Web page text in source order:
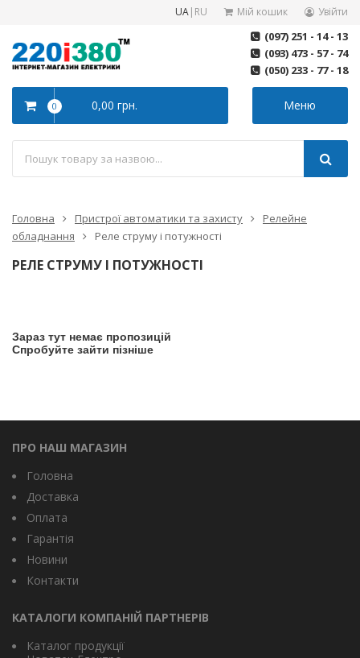
UA| RU Мій кошик Увійти
(097) 251 - 14 - 13
(093) 473 - 57 - 74
(050) 233 - 77 - 18
Меню
0 0,00 грн.
Головна Пристрої автоматики та захисту
Релейне
обладнання
Реле струму і потужності
РЕЛЕ СТРУМУ І ПОТУЖНОСТІ
Зараз тут немає пропозицій
Спробуйте зайти пізніше
ПРО НАШ МАГАЗИН
Головна
Доставка
Оплата
Гарантія
Новини
Контакти
КАТАЛОГИ КОМПАНІЙ ПАРТНЕРІВ
Каталог продукції